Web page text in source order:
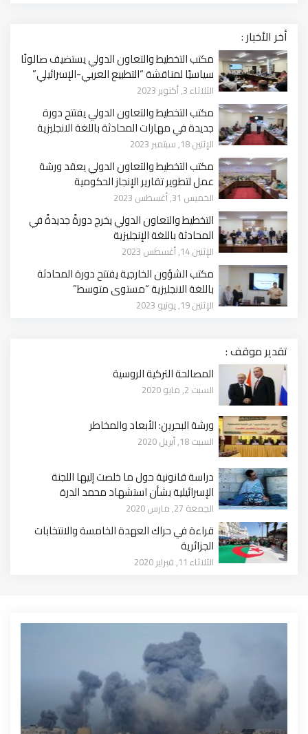
أخر الأخبار :
مكتب التخطيط والتعاون الدولي يستضيف صالونًا
سياسيًا لمناقشة “التطبيع العربي-الإسرائيلي”
الثلاثاء 3, أكتوبر 2023
مكتب التخطيط والتعاون الدولي يفتتح دورة
جديدة في مهارات المحادثة باللغة الانجليزية
الإثنين 18, سبتمبر 2023
مكتب التخطيط والتعاون الدولي يعقد ورشة
عمل لتطوير تقارير الإنجاز الحكومية
الخميس 31, أغسطس 2023
التخطيط والتعاون الدولي يخرج دورةً جديدةً في
المحادثة باللغة الإنجليزية
الإثنين 14, أغسطس 2023
مكتب الشؤون الخارجية يفتتح دورة المحادثة
باللغة الانجليزية “مستوى متوسط”
الإثنين 19, يونيو 2023
تقدير موقف :
المصالحة التركية الروسية
السبت 2, مايو 2020
ورشة البحرين: الأبعاد والمخاطر
السبت 18, أبريل 2020
دراسة قانونية حول ما خلصت إليها اللجنة
الإسرائيلية بشأن استشهاد محمد الدرة
الجمعة 27, مارس 2020
قراءة في حراك العهدة الخامسة والانتخابات
الجزائرية
الثلاثاء 11, فبراير 2020